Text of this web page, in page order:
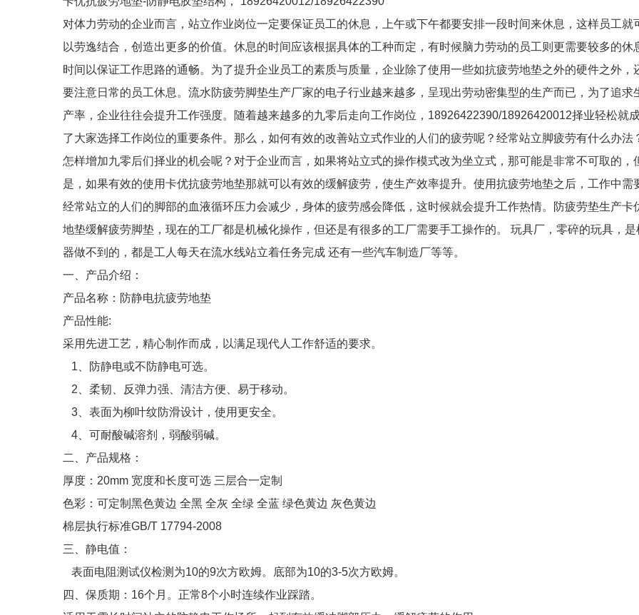
对体力劳动的企业而言，站立作业岗位一定要保证员工的休息，上午或下午都要安排一段时间来休息，这样员工就
以劳逸结合，创造出更多的价值。休息的时间应该根据具体的工种而定，有时候脑力劳动的员工则更需要较多的休
时间以保证工作思路的通畅。为了提升企业员工的素质与质量，企业除了使用一些如抗疲劳地垫之外的硬件之外，
要注意日常的员工休息。流水防疲劳脚垫生产厂家的电子行业越来越多，呈现出劳动密集型的生产而已，为了追求
产率，企业往往会提升工作强度。随着越来越多的九零后走向工作岗位，18926422390/18926420012择业轻松就
了大家选择工作岗位的重要条件。那么，如何有效的改善站立式作业的人们的疲劳呢？经常站立脚疲劳有什么办法
怎样增加九零后们择业的机会呢？对于企业而言，如果将站立式的操作模式改为坐立式，那可能是非常不可取的，
是，如果有效的使用卡优抗疲劳地垫那就可以有效的缓解疲劳，使生产效率提升。使用抗疲劳地垫之后，工作中需
经常站立的人们的脚部的血液循环压力会减少，身体的疲劳感会降低，这时候就会提升工作热情。防疲劳垫生产卡
地垫缓解疲劳脚垫，现在的工厂都是机械化操作，但还是有很多的工厂需要手工操作的。 玩具厂，零碎的玩具，是
器做不到的，都是工人每天在流水线站立着任务完成 还有一些汽车制造厂等等。
一、产品介绍：
产品名称：防静电抗疲劳地垫
产品性能:
采用先进工艺，精心制作而成，以满足现代人工作舒适的要求。
1、防静电或不防静电可选。
2、柔韧、反弹力强、清洁方便、易于移动。
3、表面为柳叶纹防滑设计，使用更安全。
4、可耐酸碱溶剂，弱酸弱碱。
二、产品规格：
厚度：20mm 宽度和长度可选 三层合一定制
色彩：可定制黑色黄边 全黑 全灰 全绿 全蓝 绿色黄边 灰色黄边
棉层执行标准GB/T 17794-2008
三、静电值：
表面电阻测试仪检测为10的9次方欧姆。底部为10的3-5次方欧姆。
四、保质期：16个月。正常8个小时连续作业踩踏。